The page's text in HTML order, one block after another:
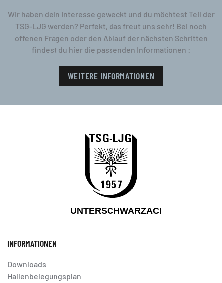
Wir haben dein Interesse geweckt und du möchtest Teil der
TSG-LJG werden? Perfekt, das freut uns sehr! Bei noch
offenen Fragen oder den Ablauf der nächsten Schritten
findest du hier die passenden Informationen :
WEITERE INFORMATIONEN
INFORMATIONEN
Downloads
Hallenbelegungsplan